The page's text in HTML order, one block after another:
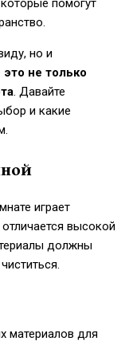
помогут
но и
не только
. Давайте
и какие
играет
высокой
должны
материалов для